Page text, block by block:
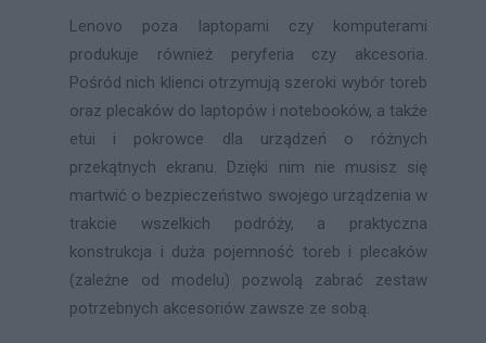
Lenovo poza laptopami czy komputerami
produkuje również peryferia czy akcesoria.
Pośród nich klienci otrzymują szeroki wybór toreb
oraz plecaków do laptopów i notebooków, a także
etui i pokrowce dla urządzeń o różnych
przekątnych ekranu. Dzięki nim nie musisz się
martwić o bezpieczeństwo swojego urządzenia w
trakcie wszelkich podróży, a praktyczna
konstrukcja i duża pojemność toreb i plecaków
(zależne od modelu) pozwolą zabrać zestaw
potrzebnych akcesoriów zawsze ze sobą.